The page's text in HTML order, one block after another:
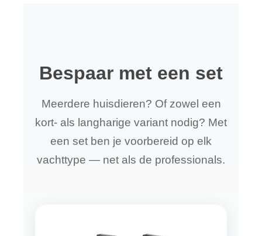
Bespaar met een set
Meerdere huisdieren? Of zowel een
kort- als langharige variant nodig? Met
een set ben je voorbereid op elk
vachttype — net als de professionals.